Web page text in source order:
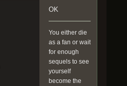
OK
You either die
as a fan or wait
for enough
sequels to see
yourself
become the